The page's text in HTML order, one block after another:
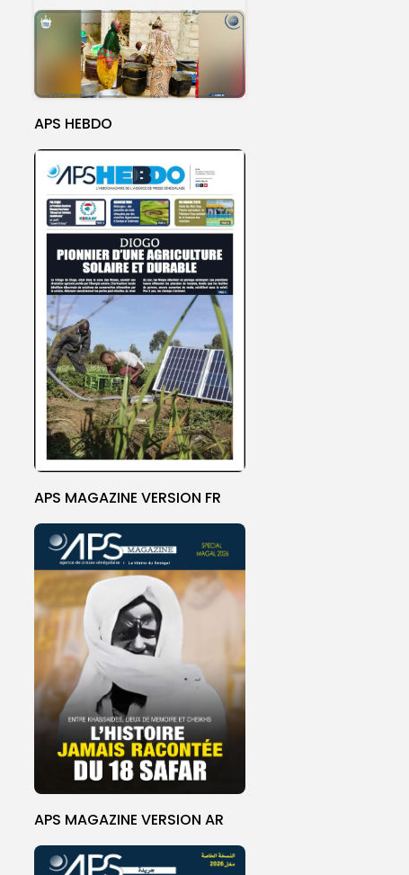
APS HEBDO
APS MAGAZINE VERSION FR
APS MAGAZINE VERSION AR